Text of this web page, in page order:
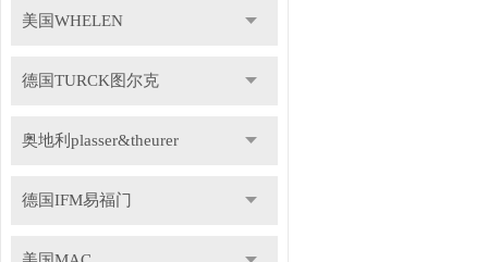
美国WHELEN
德国TURCK图尔克
奥地利plasser&theurer
德国IFM易福门